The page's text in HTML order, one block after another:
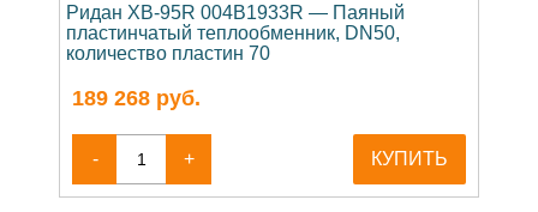
Ридан XB-95R 004B1933R — Паяный
пластинчатый теплообменник, DN50,
количество пластин 70
189 268 руб.
- + КУПИТЬ